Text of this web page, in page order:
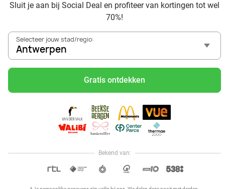
Sluit je aan bij Social Deal en profiteer van kortingen tot wel
70%!
Selecteer jouw stad/regio:
Antwerpen
Gratis ontdekken
Bekend van:
in de beste dierentuin van Europa
Ontdek de beste restaurants in Antwerpen via Social Deal
Voordelig sushi scoren? Ontdek de beste sushi restaurants
in Antwerpen en omgeving
Schoonheidsspecialisten in Antwerpen: voordelige
beautydeals
Schoonheidssalons in Antwerpen: voordelige beauty-
arrangementen
Met korting zwemmen bij zwembaden in regio Antwerpen
Ontdek voordelige escaperooms in Antwerpen
Met korting karten in regio Antwerpen
Hoi, onze klantenservice is open,
dus als je een vraag hebt helpen